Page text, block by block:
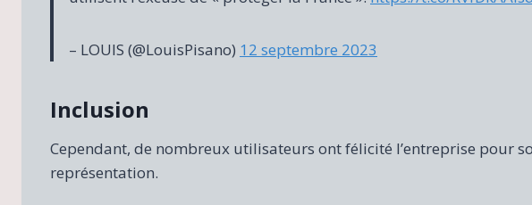
– LOUIS (@LouisPisano) 12 septembre 2023
Inclusion
Cependant, de nombreux utilisateurs ont félicité l’entreprise pour
représentation.